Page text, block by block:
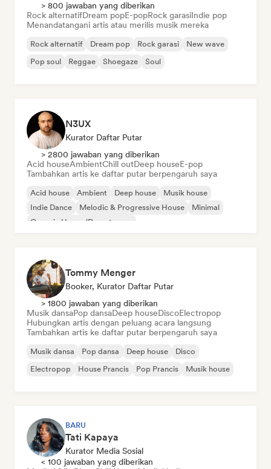
> 800 jawaban yang diberikan
Rock alternatifDream popE-popRock garasiIndie pop
Menandatangani artis atau merilis musik mereka
Rock alternatif Dream pop Rock garasi
New wave
Pop soul
Reggae Shoegaze Soul
N3UX
Kurator Daftar Putar
> 2800 jawaban yang diberikan
Acid houseAmbientChill outDeep houseE-pop
Tambahkan artis ke daftar putar berpengaruh saya
Acid house Ambient Deep house
Musik house
Indie Dance
Melodic & Progressive House
Minimal
Organic House/Downtempo
Tommy Menger
Booker, Kurator Daftar Putar
> 1800 jawaban yang diberikan
Musik dansaPop dansaDeep houseDiscoElectropop
Hubungkan artis dengan peluang acara langsung
Tambahkan artis ke daftar putar berpengaruh saya
Musik dansa Pop dansa Deep house
Disco
Electropop
House Prancis Pop Prancis Musik house
BARU
Tati Kapaya
Kurator Media Sosial
< 100 jawaban yang diberikan